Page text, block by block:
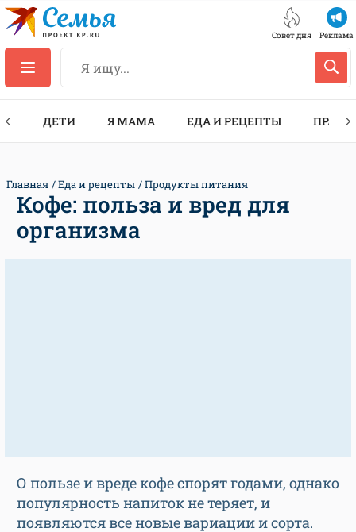
Совет дня Реклама
ДЕТИ Я МАМА ЕДА И РЕЦЕПТЫ
Главная Еда и рецепты Продукты питания
Кофе: польза и вред для
организма
О пользе и вреде кофе спорят годами, однако
популярность напиток не теряет, и
появляются все новые вариации и сорта.